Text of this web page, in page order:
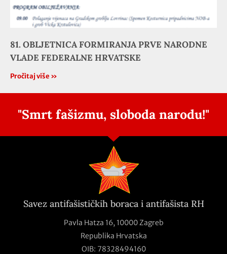
81. OBLJETNICA FORMIRANJA PRVE NARODNE
VLADE FEDERALNE HRVATSKE
Pročitaj više »
"Smrt fašizmu, sloboda narodu!"
Savez antifašističkih boraca i antifašista RH
Pavla Hatza 16, 10000 Zagreb
Republika Hrvatska
OIB: 78328494160